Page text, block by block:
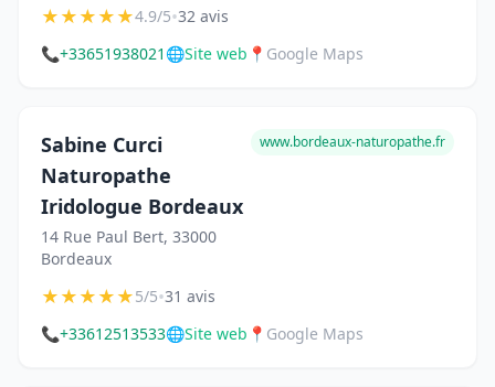
★★★★★4.9/5•32 avis
📞+33651938021 🌐Site web 📍 Google Maps
Sabine Curci
Naturopathe
Iridologue Bordeaux
14 Rue Paul Bert, 33000
Bordeaux
www.bordeaux-naturopathe.fr
★★★★★5/5•31 avis
📞+33612513533🌐Site web 📍 Google Maps